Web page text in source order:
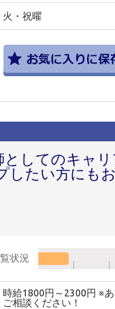
火・祝曜
としてのキャ
したい方にも
状況
時給1800円～2300円 ※
ご相談ください！